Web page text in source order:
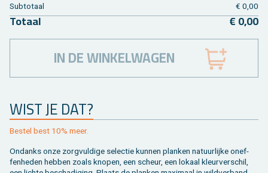
WIST JE DAT?
Be­stel best 10% meer.
On­danks onze zorg­vul­di­ge se­lec­tie kun­nen plan­ken na­tuur­lij­ke on­ef­
fen­he­den heb­ben zoals kno­pen, een scheur, een lo­kaal kleur­ver­schil,
Sub­to­taal € 0,00
To­taal € 0,00
IN DE WINKELWAGEN